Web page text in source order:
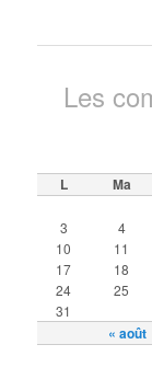
Les
L Ma
« août
3
4
10
11
17
18
24
25
31